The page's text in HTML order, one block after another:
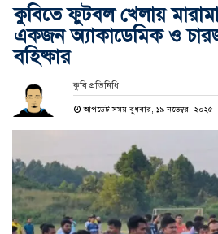
কুবিতে ফুটবল খেলায়
একজন অ্যাকাডেমিক ও
বহিষ্কার
কুবি প্রতিনিধি
আপডেট সময় বুধবার, ১৯ নভেম্বর, ২০২৫